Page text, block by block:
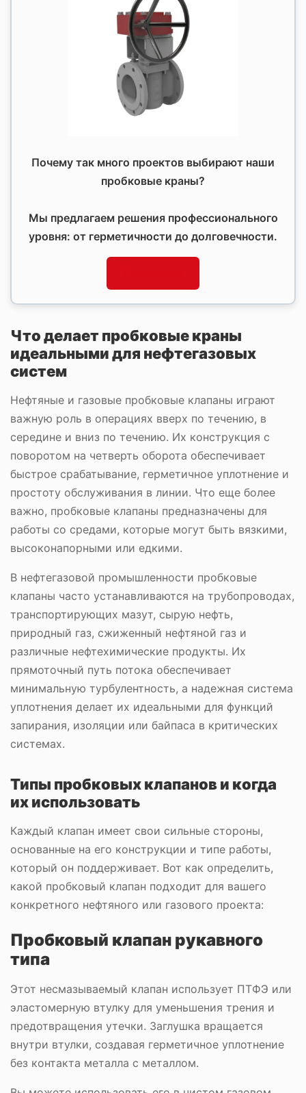
Почему так много проектов выбирают наши
пробковые краны?
Мы предлагаем решения профессионального
уровня: от герметичности до долговечности.
Что делает пробковые краны
идеальными для нефтегазовых
систем
Нефтяные и газовые пробковые клапаны играют
важную роль в операциях вверх по течению, в
середине и вниз по течению. Их конструкция с
поворотом на четверть оборота обеспечивает
быстрое срабатывание, герметичное уплотнение и
простоту обслуживания в линии. Что еще более
важно, пробковые клапаны предназначены для
работы со средами, которые могут быть вязкими,
высоконапорными или едкими.
В нефтегазовой промышленности пробковые
клапаны часто устанавливаются на трубопроводах,
транспортирующих мазут, сырую нефть,
природный газ, сжиженный нефтяной газ и
различные нефтехимические продукты. Их
прямоточный путь потока обеспечивает
минимальную турбулентность, а надежная система
уплотнения делает их идеальными для функций
запирания, изоляции или байпаса в критических
системах.
Типы пробковых клапанов и когда
их использовать
Каждый клапан имеет свои сильные стороны,
основанные на его конструкции и типе работы,
который он поддерживает. Вот как определить,
какой пробковый клапан подходит для вашего
конкретного нефтяного или газового проекта:
Пробковый клапан рукавного
типа
Этот несмазываемый клапан использует ПТФЭ или
эластомерную втулку для уменьшения трения и
предотвращения утечки. Заглушка вращается
внутри втулки, создавая герметичное уплотнение
без контакта металла с металлом.